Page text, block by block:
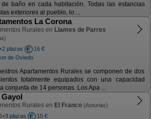
de baño en cada habitación. Todas las estancias
exteriores al pueblo, lo ...
La Corona
Rurales en Llames de Parres
plazas
16 €
de Oviedo
Apartamentos Rurales se componen de dos
totalmente equipados con una capacidad
conjunta de 14 personas. Los Apa ...
Gayol
Rurales en El Franco (Asturias)
plazas
15 €